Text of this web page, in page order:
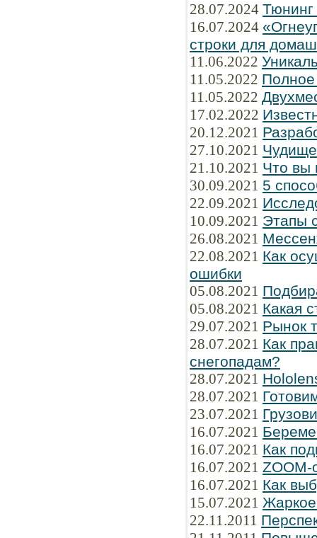
28.07.2024 Тюнинг
16.07.2024
строки для
11.06.2022
11.05.2022
11.05.2022
17.02.2022
20.12.2021
27.10.2021
21.10.2021 Что вы
30.09.2021 5
22.09.2021
10.09.2021 Этапы
26.08.2021
22.08.2021 Как
ошибки
05.08.2021
05.08.2021 Какая
29.07.2021 Рынок
28.07.2021 Как
снегопадам?
28.07.2021
28.07.2021
23.07.2021
16.07.2021
16.07.2021 Как
16.07.2021 ZOOM-
16.07.2021 Как
15.07.2021
22.11.2011